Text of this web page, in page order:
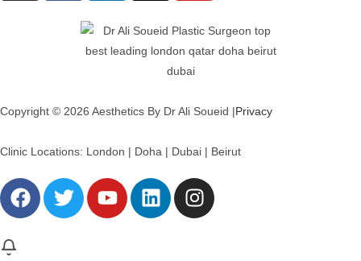
Copyright © 2026 Aesthetics By Dr Ali Soueid |Privacy
Clinic Locations: London | Doha | Dubai | Beirut